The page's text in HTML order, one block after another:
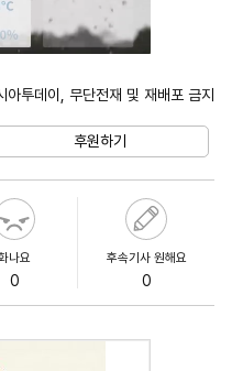
투데이, 무단전재 및 재배포 금지
후원하기
나요
0
후속기사 원해요
0